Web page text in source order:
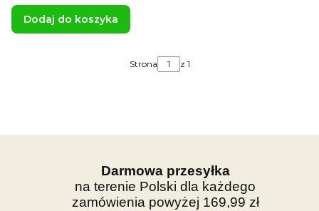
Dodaj do koszyka
Strona z 1
Darmowa przesyłka
na terenie Polski dla każdego
zamówienia powyżej 169,99 zł